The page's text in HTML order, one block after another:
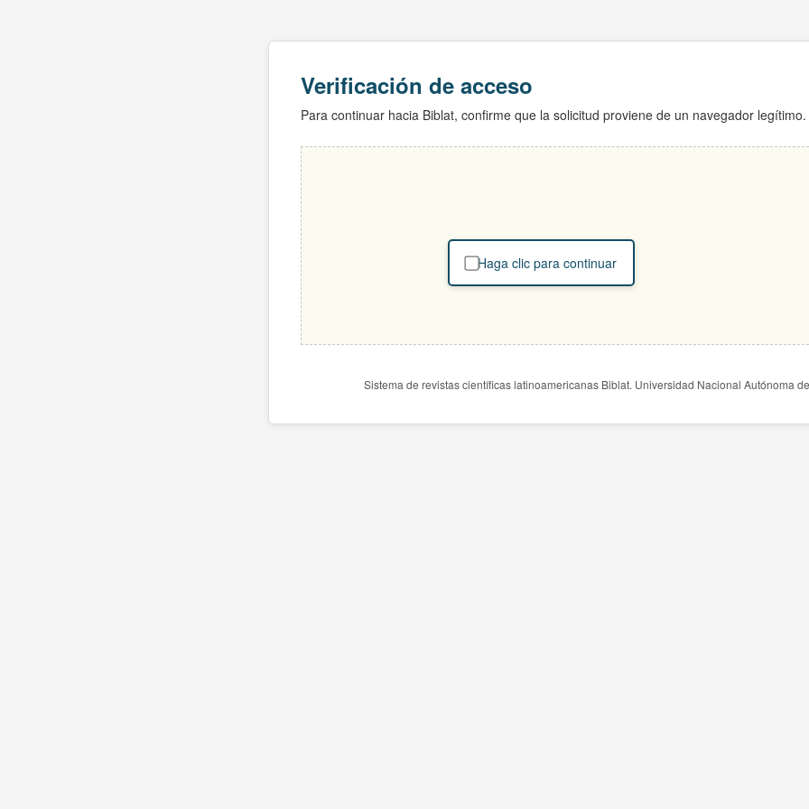
Verificación de acceso
Para continuar hacia Biblat, confirme que la solicitud proviene de un navegador legítimo.
Haga clic para continuar
Sistema de revistas científicas latinoamericanas Biblat. Universidad Nacional Autónoma